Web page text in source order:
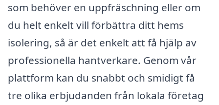
som behöver en uppfräschning eller om
du helt enkelt vill förbättra ditt hems
isolering, så är det enkelt att få hjälp av
professionella hantverkare. Genom vår
plattform kan du snabbt och smidigt få
tre olika erbjudanden från lokala företag